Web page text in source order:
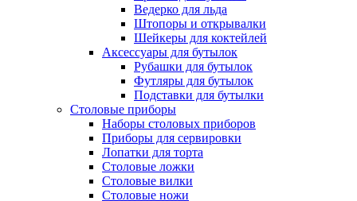
Ведерко для льда
Штопоры и открывалки
Шейкеры для коктейлей
Аксессуары для бутылок
Рубашки для бутылок
Футляры для бутылок
Подставки для бутылки
Столовые приборы
Наборы столовых приборов
Приборы для сервировки
Лопатки для торта
Столовые ложки
Столовые вилки
Столовые ножи